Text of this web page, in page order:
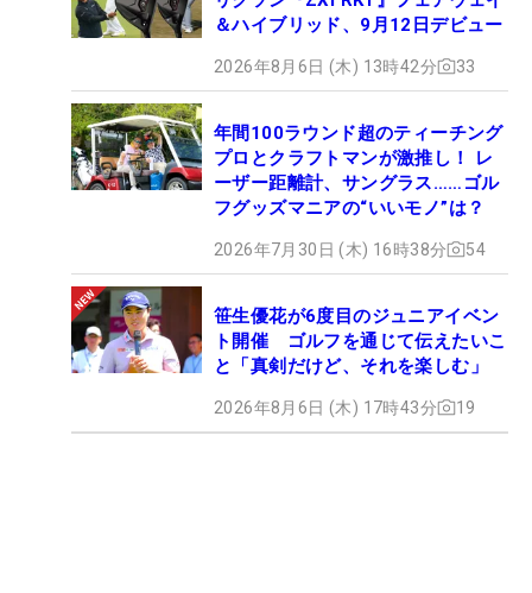
＆ハイブリッド、9月12日デビュー
2026年8月6日 (木) 13時42分 33
年間100ラウンド超のティーチング
プロとクラフトマンが激推し！ レ
ーザー距離計、サングラス……ゴル
フグッズマニアの“いいモノ”は？
2026年7月30日 (木) 16時38分 54
笹生優花が6度目のジュニアイベン
ト開催 ゴルフを通じて伝えたいこ
と「真剣だけど、それを楽しむ」
2026年8月6日 (木) 17時43分 19